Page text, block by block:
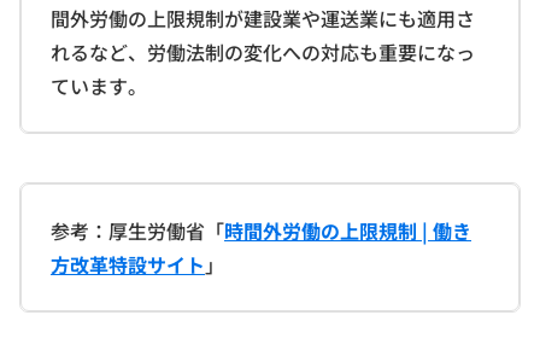
間外労働の上限規制が建設業や運送業にも適用さ
れるなど、労働法制の変化への対応も重要になっ
ています。
参考：厚生労働省「時間外労働の上限規制 | 働き
方改革特設サイト 」